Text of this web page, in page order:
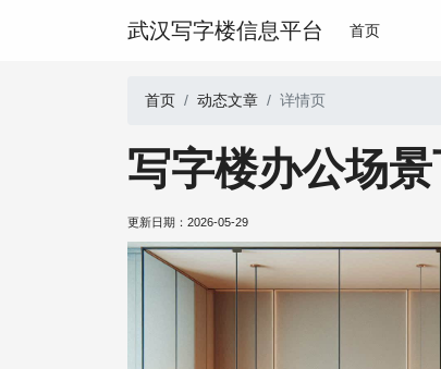
武汉写字楼信息平台 首页
首页 动态文章 详情页
写字楼办公场
更新日期： 2026-05-29